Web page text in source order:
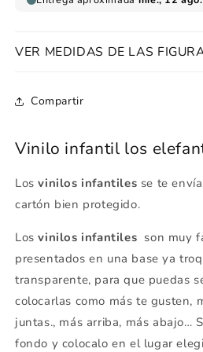
VER MEDIDAS DE LAS
Compartir
Vinilo infantil los
Losvinilos infantiles se te
cartón bien protegido.
Losvinilos infantiles son muy
presentados en una base ya
transparente, para que puedas
colocarlas como más te gusten,
juntas., más arriba, más abajo…
fondo y colocalo en el lugar